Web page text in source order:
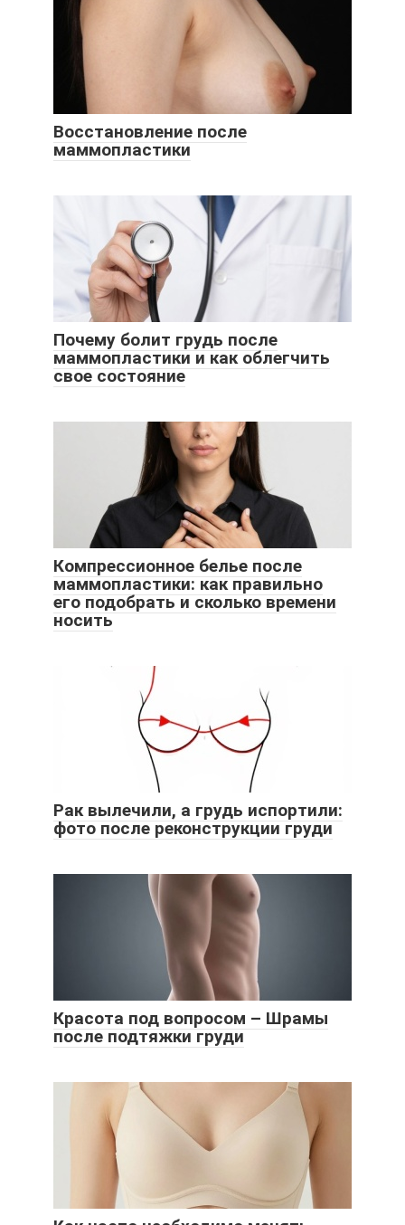
Восстановление после
маммопластики
Почему болит грудь после
маммопластики и как облегчить
свое состояние
Компрессионное белье после
маммопластики: как правильно
его подобрать и сколько времени
носить
Рак вылечили, а грудь испортили:
фото после реконструкции груди
Красота под вопросом – Шрамы
после подтяжки груди